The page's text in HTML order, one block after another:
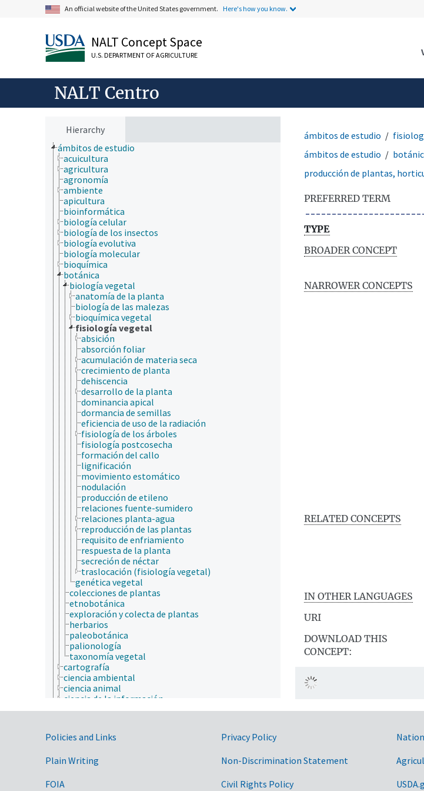
An official website of the United States government. Here's how you know.
NALT Concept Space
U.S. DEPARTMENT OF AGRICULTURE
NALT Centro
Hierarchy
ámbitos de estudio
acuicultura
agricultura
agronomía
ambiente
apicultura
bioinformática
biología celular
biología de los insectos
biología evolutiva
biología molecular
bioquímica
botánica
biología vegetal
anatomía de la planta
biología de las malezas
bioquímica vegetal
fisiología vegetal
absición
absorción foliar
acumulación de materia seca
crecimiento de planta
dehiscencia
desarrollo de la planta
dominancia apical
dormancia de semillas
eficiencia de uso de la radiación
fisiología de los árboles
fisiología postcosecha
formación del callo
lignificación
movimiento estomático
nodulación
producción de etileno
relaciones fuente-sumidero
relaciones planta-agua
reproducción de las plantas
requisito de enfriamiento
respuesta de la planta
secreción de néctar
traslocación (fisiología vegetal)
genética vegetal
colecciones de plantas
etnobotánica
exploración y colecta de plantas
herbarios
paleobotánica
palionología
taxonomía vegetal
cartografía
ciencia ambiental
ciencia animal
ciencia de la información
ciencia de la nutrición
ciencia de los materiales
ciencia del suelo
ciencias atmosféricas
ámbitos de estudio
ámbitos de estudio
producción de plantas,
PREFERRED TERM
TYPE
BROADER CONCEPT
NARROWER CONCEPTS
RELATED CONCEPTS
IN OTHER LANGUAGES
URI
DOWNLOAD THIS
CONCEPT:
Government Links
Policies and Links
Plain Writing
FOIA
Privacy Policy
Non-Discrimination Statement
Civil Rights Policy